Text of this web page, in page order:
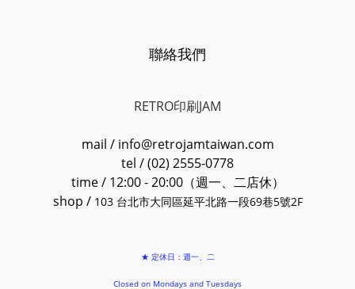
聯絡我們
RETRO印刷JAM
mail / info@retrojamtaiwan.com
tel / (02) 2555-0778
time / 12:00 - 20:00（週一、二店休）
shop / 103 台北市大同區延平北路一段69巷5號2F
★ 定休日：週一、二
Closed on Mondays and Tuesdays